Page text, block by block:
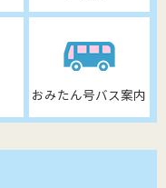
おみたん号バス案内